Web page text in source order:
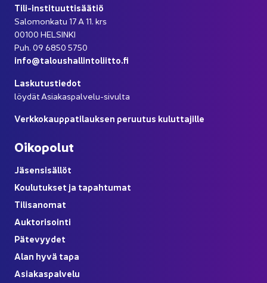
Tili-​instituuttisäätiö
Sa­lo­mon­ka­tu 17 A 11. krs
00100 HEL­SIN­KI
Puh. 09 6850 5750
info@ta­lous­hal­lin­to­liit­to.fi
Las­ku­tus­tie­dot
löy­dät Asiakaspalvelu-​sivulta
Verk­ko­kaup­pa­ti­lauk­sen pe­ruu­tus ku­lut­ta­jil­le
Oi­ko­po­lut
Jä­sen­si­säl­löt
Kou­lu­tuk­set ja ta­pah­tu­mat
Ti­li­sa­no­mat
Auk­to­ri­soin­ti
Pä­te­vyy­det
Alan hyvä tapa
Asia­kas­pal­ve­lu